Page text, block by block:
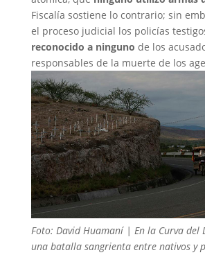
Fiscalía sostiene lo contrario; sin
el proceso judicial los policías
reconocido a ninguno de los
responsables de la muerte de los
Foto: David Huamaní | En la Curva del
una batalla sangrienta entre nativos y